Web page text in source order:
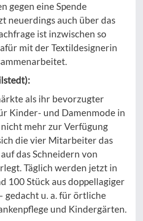
gegen eine Spende
neuerdings auch über das
ist inzwischen so
mit der Textildesignerin
als ihr bevorzugter
Kinder- und Damenmode in
mehr zur Verfügung
die vier Mitarbeiter das
das Schneidern von
Täglich werden jetzt in
100 Stück aus doppellagiger
gedacht u. a. für örtliche
und Kindergärten.